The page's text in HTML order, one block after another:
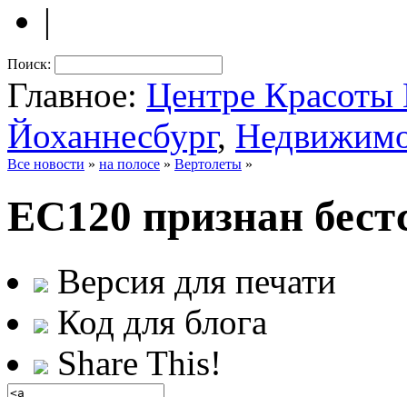
|
Поиск:
Главное: Центре
Йоханнесбург,
Все новости » на полосе » Вертолеты »
EC120 признан
Версия для печати
Код для блога
Share This!